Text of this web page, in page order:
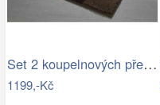
Set 2 koupelnových předložek MERKUR
1199,-Kč